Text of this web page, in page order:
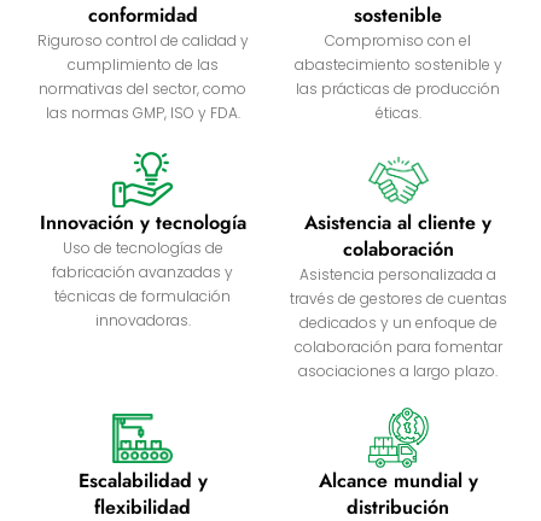
conformidad
Riguroso control de calidad y
cumplimiento de las
normativas del sector, como
las normas GMP, ISO y FDA.
sostenible
Compromiso con el
abastecimiento sostenible y
las prácticas de producción
éticas.
Innovación y tecnología
Uso de tecnologías de
fabricación avanzadas y
técnicas de formulación
innovadoras.
Asistencia al cliente y
colaboración
Asistencia personalizada a
través de gestores de cuentas
dedicados y un enfoque de
colaboración para fomentar
asociaciones a largo plazo.
Escalabilidad y
flexibilidad
Alcance mundial y
distribución